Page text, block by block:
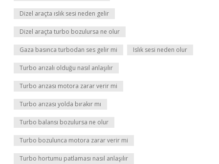
Dizel araçta ıslık sesi neden gelir
Dizel araçta turbo bozulursa ne olur
Gaza basınca turbodan ses gelir mi Islık sesi neden olur
Turbo arızalı olduğu nasıl anlaşılır
Turbo arızası motora zarar verir mi
Turbo arızası yolda bırakır mı
Turbo balansı bozulursa ne olur
Turbo bozulunca motora zarar verir mi
Turbo hortumu patlaması nasıl anlaşılır